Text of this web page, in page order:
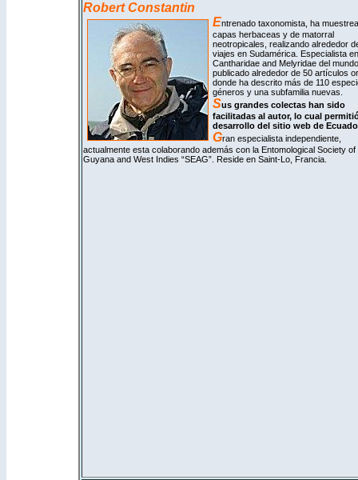
RobertConstantin
Entrenado taxonomista, ha
capas herbaceas y de matorral
neotropicales, realizando alrededor
viajes en Sudamérica. Especialista en
Cantharidae and Melyridae del
publicado alrededor de 50 artículos
donde ha descrito más de 110
géneros y una subfamilia nuevas.
Sus grandes colectas han sido
facilitadas al autor, lo cual
desarrollo del sitio web de
Gran especialista independiente,
actualmente esta colaborando además con la Entomological Society of
Guyana and West Indies “SEAG”. Reside en Saint-Lo, Francia.